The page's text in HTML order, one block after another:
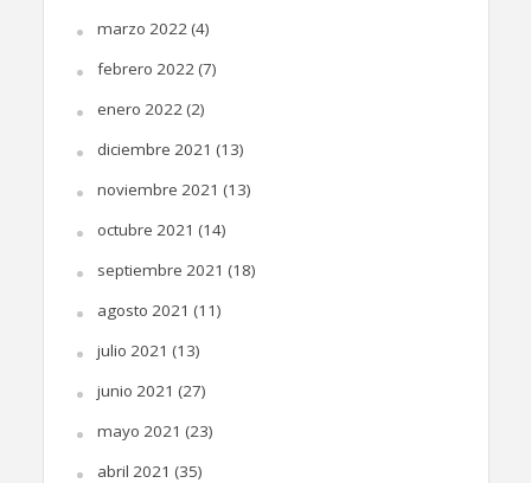
marzo 2022 (4)
febrero 2022 (7)
enero 2022 (2)
diciembre 2021 (13)
noviembre 2021 (13)
octubre 2021 (14)
septiembre 2021 (18)
agosto 2021 (11)
julio 2021 (13)
junio 2021 (27)
mayo 2021 (23)
abril 2021 (35)